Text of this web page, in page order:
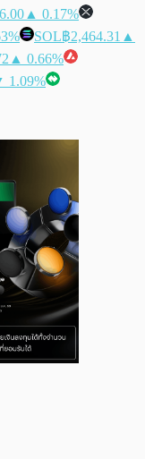
▲ 0.17%
SOL฿2,464.31 ▲
▲ 0.66%
1.09%